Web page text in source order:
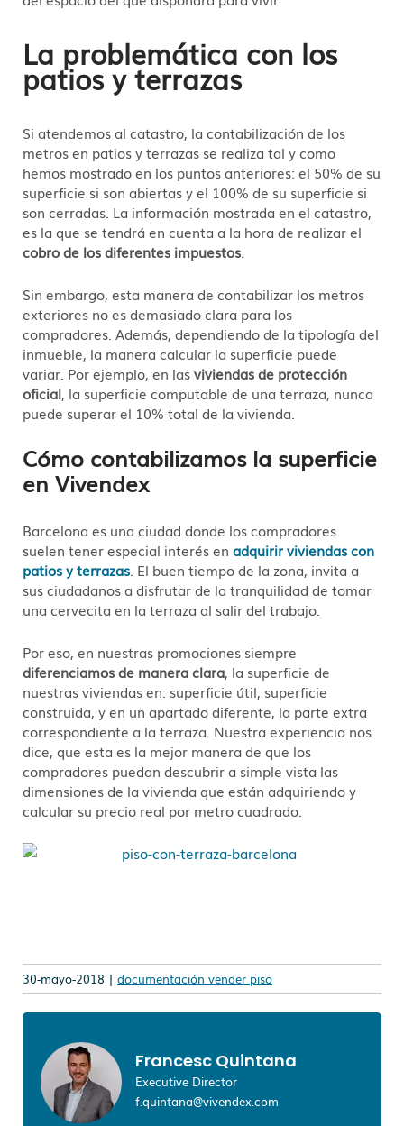
La problemática con los
patios y terrazas
Si atendemos al catastro, la contabilización de los
metros en patios y terrazas se realiza tal y como
hemos mostrado en los puntos anteriores: el 50% de su
superficie si son abiertas y el 100% de su superficie si
son cerradas. La información mostrada en el catastro,
es la que se tendrá en cuenta a la hora de realizar el
cobro de los diferentes impuestos
Sin embargo, esta manera de contabilizar los metros
exteriores no es demasiado clara para los
compradores. Además, dependiendo de la tipología del
inmueble, la manera calcular la superficie puede
variar. Por ejemplo, en lasviviendas de protección
oficial, la superficie computable de una terraza, nunca
puede superar el 10% total de la vivienda.
Cómo contabilizamos la superficie
en Vivendex
Barcelona es una ciudad donde los compradores
suelen tener especial interés en adquirir viviendas con
patios y terrazas . El buen tiempo de la zona, invita a
sus ciudadanos a disfrutar de la tranquilidad de tomar
una cervecita en la terraza al salir del trabajo.
Por eso, en nuestras promociones siempre
diferenciamos de manera clara, la superficie de
nuestras viviendas en: superficie útil, superficie
construida, y en un apartado diferente, la parte extra
correspondiente a la terraza. Nuestra experiencia nos
dice, que esta es la mejor manera de que los
compradores puedan descubrir a simple vista las
dimensiones de la vivienda que están adquiriendo y
calcular su precio real por metro cuadrado.
30-mayo-2018 | documentación vender piso
Francesc Quintana
Executive Director
f.quintana@vivendex.com